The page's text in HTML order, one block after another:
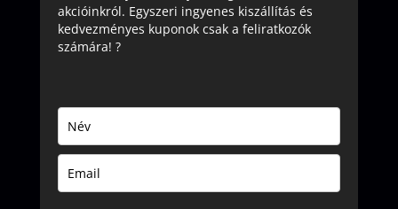
akcióinkról. Egyszeri ingyenes kiszállítás és
kedvezményes kuponok csak a feliratkozók
számára! ?